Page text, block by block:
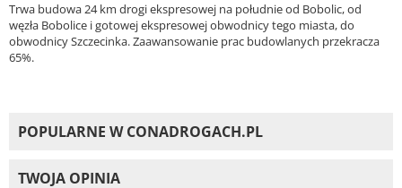
Trwa budowa 24 km drogi ekspresowej na południe od Bobolic, od
węzła Bobolice i gotowej ekspresowej obwodnicy tego miasta, do
obwodnicy Szczecinka. Zaawansowanie prac budowlanych przekracza
65%.
POPULARNE W CONADROGACH.PL
TWOJA OPINIA